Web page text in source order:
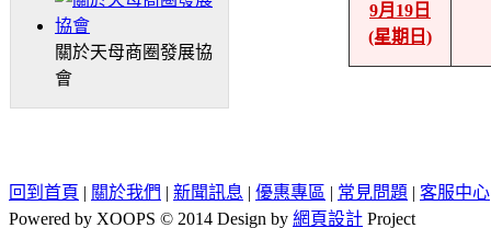
關於天母商圈發展協
會
9月19日
(星期日)
回到首頁 | 關於我們 | 新聞訊息 | 優惠專區 | 常見問題 | 客服中心
Powered by XOOPS © 2014 Design by 網頁設計 Project